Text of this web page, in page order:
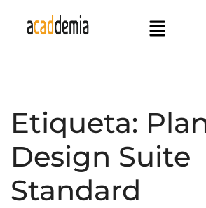
Etiqueta:
Design Suite
Standard